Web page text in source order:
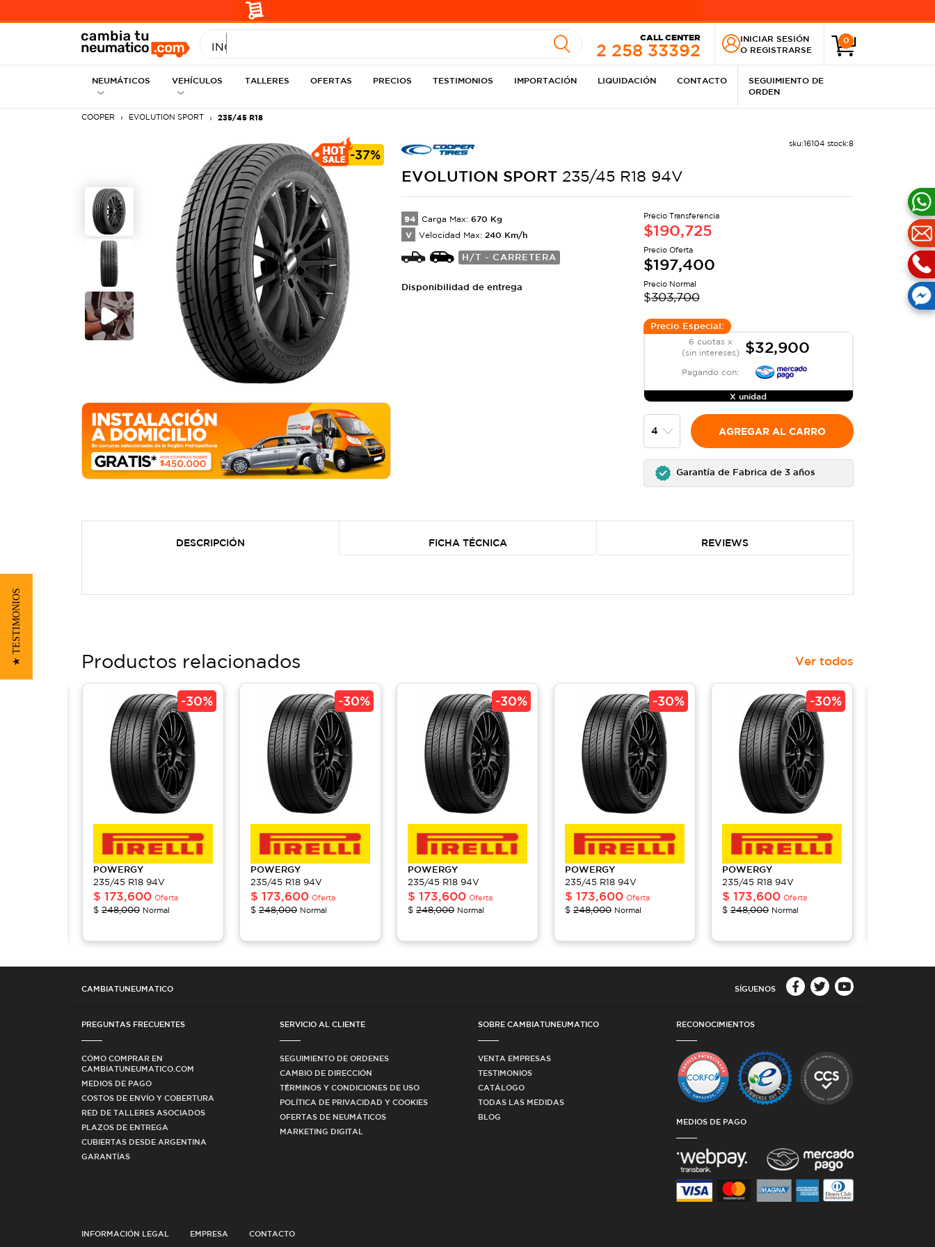
INGRESE MEDIDA
CALL CENTER
2 258 33392
INICIAR SESIÓN
O REGISTRARSE
0
NEUMÁTICOS VEHÍCULOS TALLERES OFERTAS PRECIOS TESTIMONIOS IMPORTACIÓN LIQUIDACIÓN CONTACTO
SEGUIMIENTO DE
ORDEN
COOPER EVOLUTION SPORT 235/45 R18
-37%
sku:16104 stock:8
EVOLUTION SPORT 235/45 R18 94V
94 Carga Max: 670 Kg
V Velocidad Max: 240 Km/h
H/T - CARRETERA
Disponibilidad de entrega
Precio Transferencia
$190,725
Precio Oferta
$197,400
Precio Normal
$303,700
Precio Especial:
6 cuotas x
(sin intereses)
$32,900
Pagando con:
X unidad
AGREGAR AL CARRO
Garantía de Fabrica de 3 años
DESCRIPCIÓN FICHA TÉCNICA REVIEWS
Productos relacionados Ver todos
-30%
POWERGY
235/45 R18 94V
$ 173,600 Oferta
$ 248,000 Normal
-30%
POWERGY
235/45 R18 94V
$ 173,600 Oferta
$ 248,000 Normal
-30%
POWERGY
235/45 R18 94V
$ 173,600 Oferta
$ 248,000 Normal
-30%
POWERGY
235/45 R18 94V
$ 173,600 Oferta
$ 248,000 Normal
-30%
POWERGY
235/45 R18 94V
$ 173,600 Oferta
$ 248,000 Normal
CAMBIATUNEUMATICO SÍGUENOS
PREGUNTAS FRECUENTES
CÓMO COMPRAR EN
CAMBIATUNEUMATICO.COM
MEDIOS DE PAGO
COSTOS DE ENVÍO Y COBERTURA
RED DE TALLERES ASOCIADOS
PLAZOS DE ENTREGA
CUBIERTAS DESDE ARGENTINA
GARANTÍAS
SERVICIO AL CLIENTE
SEGUIMIENTO DE ORDENES
CAMBIO DE DIRECCIÓN
TÉRMINOS Y CONDICIONES DE USO
POLÍTICA DE PRIVACIDAD Y COOKIES
OFERTAS DE NEUMÁTICOS
MARKETING DIGITAL
SOBRE CAMBIATUNEUMATICO
VENTA EMPRESAS
TESTIMONIOS
CATÁLOGO
TODAS LAS MEDIDAS
BLOG
RECONOCIMIENTOS
MEDIOS DE PAGO
INFORMACIÓN LEGAL EMPRESA CONTACTO
★ TESTIMONIOS